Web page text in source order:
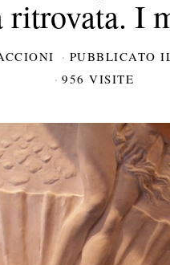
ritrovata. I
PUBBLICATO
956 VISITE